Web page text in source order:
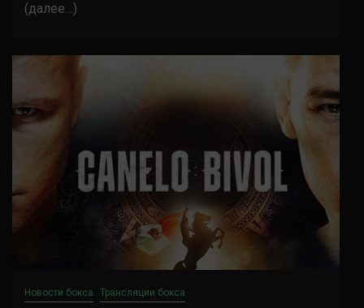
(далее…)
Новости бокса Трансляции бокса